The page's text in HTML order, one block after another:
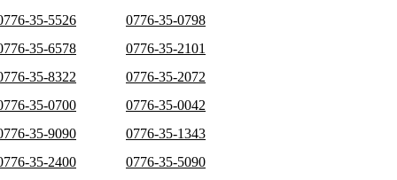
35-5526
0776-35-0798
35-6578
0776-35-2101
35-8322
0776-35-2072
35-0700
0776-35-0042
35-9090
0776-35-1343
35-2400
0776-35-5090